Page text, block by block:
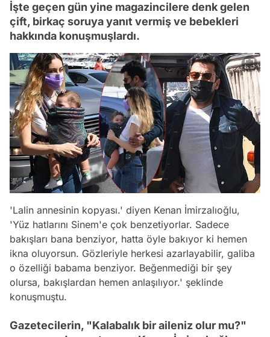
İşte geçen gün yine magazincilere denk gelen
çift, birkaç soruya yanıt vermiş ve bebekleri
hakkında konuşmuşlardı.
'Lalin annesinin kopyası.' diyen Kenan İmirzalıoğlu,
'Yüz hatlarını Sinem'e çok benzetiyorlar. Sadece
bakışları bana benziyor, hatta öyle bakıyor ki hemen
ikna oluyorsun. Gözleriyle herkesi azarlayabilir, galiba
o özelliği babama benziyor. Beğenmediği bir şey
olursa, bakışlardan hemen anlaşılıyor.' şeklinde
konuşmuştu.
Gazetecilerin, "Kalabalık bir aileniz olur mu?"